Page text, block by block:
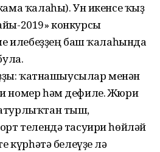
ҡалаһы). Ун икенсе ҡыҙ
2019» конкурсы
илебеҙҙең баш ҡалаһында
ҡатнашыусылар менән
номер һәм дефиле. Жюри
тыш,
телендә тасуири һөйләй
күрһәтә белеүҙе лә